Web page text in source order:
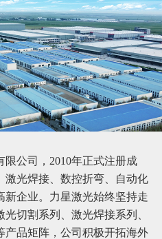
公司，2010年正式注册成
激光焊接、数控折弯、自动化
新企业。力星激光始终坚持走
切割系列、激光焊接系列、
产品矩阵，公司积极开拓海外